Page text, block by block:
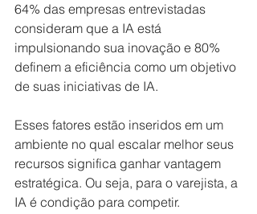
64% das empresas entrevistadas
consideram que a IA está
impulsionando sua inovação e 80%
definem a eficiência como um objetivo
de suas iniciativas de IA.
Esses fatores estão inseridos em um
ambiente no qual escalar melhor seus
recursos significa ganhar vantagem
estratégica. Ou seja, para o varejista, a
IA é condição para competir.